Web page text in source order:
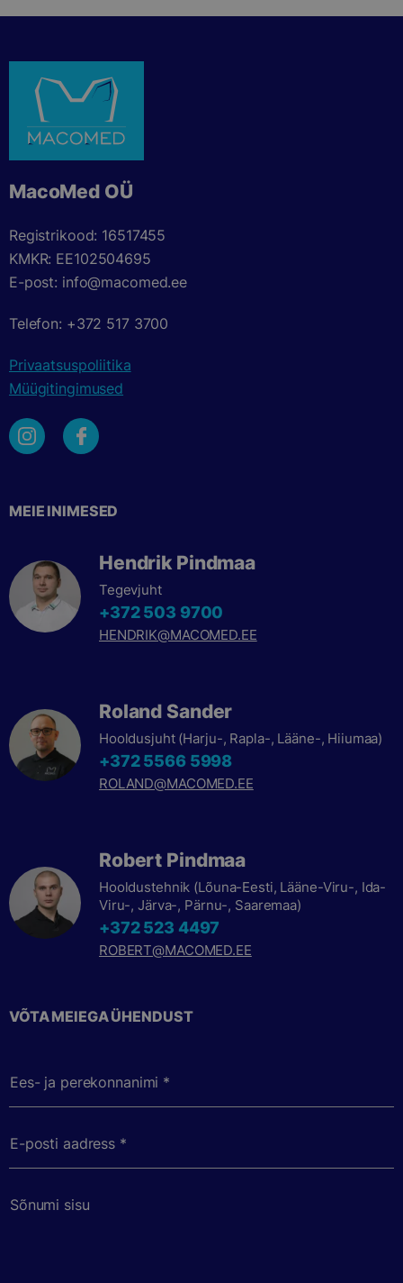
MacoMed OÜ
Registrikood: 16517455
KMKR: EE102504695
E-post: info@macomed.ee
Telefon: +372 517 3700
Privaatsuspoliitika
Müügitingimused
MEIE INIMESED
Hendrik Pindmaa
Tegevjuht
+372 503 9700
HENDRIK@MACOMED.EE
Roland Sander
Hooldusjuht (Harju-, Rapla-, Lääne-, Hiiumaa)
+372 5566 5998
ROLAND@MACOMED.EE
Robert Pindmaa
Hooldustehnik (Lõuna-Eesti, Lääne-Viru-, Ida-
Viru-, Järva-, Pärnu-, Saaremaa)
+372 523 4497
ROBERT@MACOMED.EE
VÕTA MEIEGA ÜHENDUST
Ees- ja perekonnanimi *
E-posti aadress *
Sõnumi sisu